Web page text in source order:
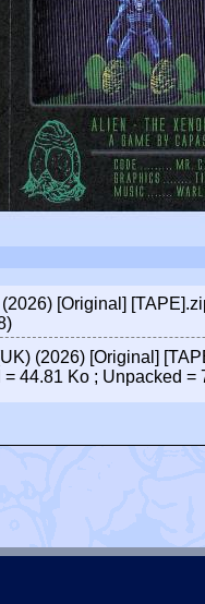
[Original]
(2026) [Original]
44.81 Ko ; Unpacked =